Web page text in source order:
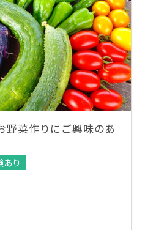
野菜作りにご興味のあ
あり